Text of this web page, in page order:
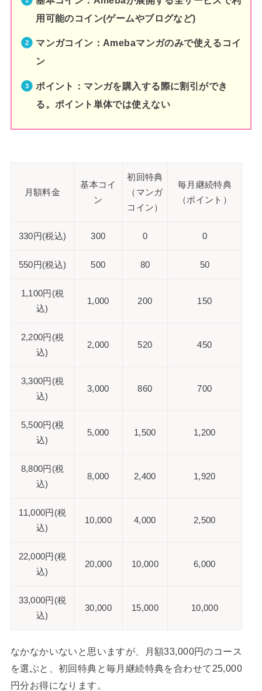
用可能のコイン(ゲームやブログなど)
マンガコイン：Amebaマンガのみで使えるコイ
ン
ポイント：マンガを購入する際に割引ができ
る。ポイント単体では使えない
月額料金
基本コイ
ン
初回特典
（マンガ
コイン）
毎月継続特典
（ポイント）
330円(税込) 300 0 0
550円(税込) 500 80 50
1,100円(税
込)
1,000 200 150
2,200円(税
込)
2,000 520 450
3,300円(税
込)
3,000 860 700
5,500円(税
込)
5,000 1,500 1,200
8,800円(税
込)
8,000 2,400 1,920
11,000円(税
込)
10,000 4,000 2,500
22,000円(税
込)
20,000 10,000 6,000
33,000円(税
込)
30,000 15,000 10,000
なかなかいないと思いますが、月額33,000円のコース
を選ぶと、初回特典と毎月継続特典を合わせて25,000
円分お得になります。